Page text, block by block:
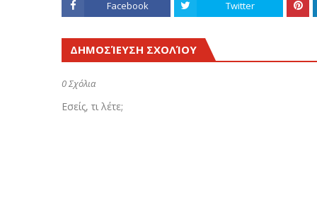
Facebook Twitter
ΔΗΜΟΣΊΕΥΣΗ ΣΧΟΛΊΟΥ
0 Σχόλια
Εσείς, τι λέτε;